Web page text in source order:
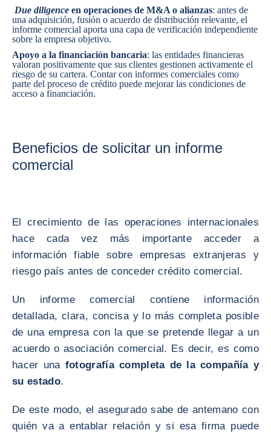
Due diligence en operaciones de M&A o alianzas: antes de
una adquisición, fusión o acuerdo de distribución relevante, el
informe comercial aporta una capa de verificación independiente
sobre la empresa objetivo.
Apoyo a la financiación bancaria: las entidades financieras
valoran positivamente que sus clientes gestionen activamente el
riesgo de su cartera. Contar con informes comerciales como
parte del proceso de crédito puede mejorar las condiciones de
acceso a financiación.
Beneficios de solicitar un informe
comercial
El crecimiento de las operaciones internacionales
hace cada vez más importante acceder a
información fiable sobre empresas extranjeras y
riesgo país antes de conceder crédito comercial.
Un informe comercial contiene información
detallada, clara, concisa y lo más completa posible
de una empresa con la que se pretende llegar a un
acuerdo o asociación comercial. Es decir, es como
hacer una fotografía completa de la compañía y
su estado.
De este modo, el asegurado sabe de antemano con
quién va a entablar relación y si esa firma puede